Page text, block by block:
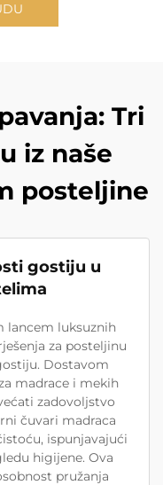
Tri
iz naše
posteljine
gostiju u
lancem luksuznih
za posteljinu
Dostavom
madrace i mekih
zadovoljstvo
čuvari madraca
ispunjavajući
higijene. Ova
pružanja